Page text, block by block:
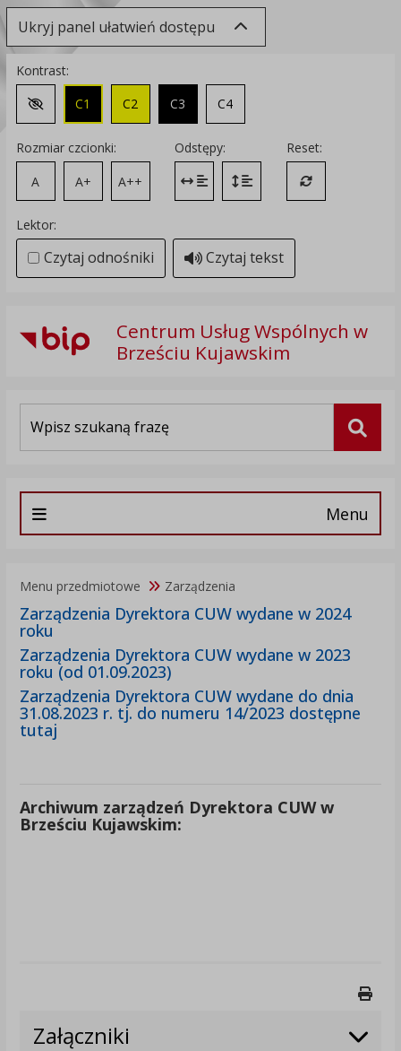
Ukryj panel ułatwień dostępu
Kontrast:
Zmień kontrast na domyślny
C1 C2 C3 C4
Rozmiar czcionki:
A
A+ A++
Odstępy:
Zmień odstęp między literami
Zmień interlinię i margines
Reset:
Przywróć
Lektor:
Czytaj odnośniki Czytaj tekst
Centrum Usług Wspólnych w
Brześciu Kujawskim
Menu
Menu przedmiotowe Zarządzenia
Zarządzenia Dyrektora CUW wydane w 2024
roku
Zarządzenia Dyrektora CUW wydane w 2023
roku (od 01.09.2023)
Zarządzenia Dyrektora CUW wydane do dnia
31.08.2023 r. tj. do numeru 14/2023 dostępne
tutaj
Archiwum zarządzeń Dyrektora CUW w
Brześciu Kujawskim:
Załączniki